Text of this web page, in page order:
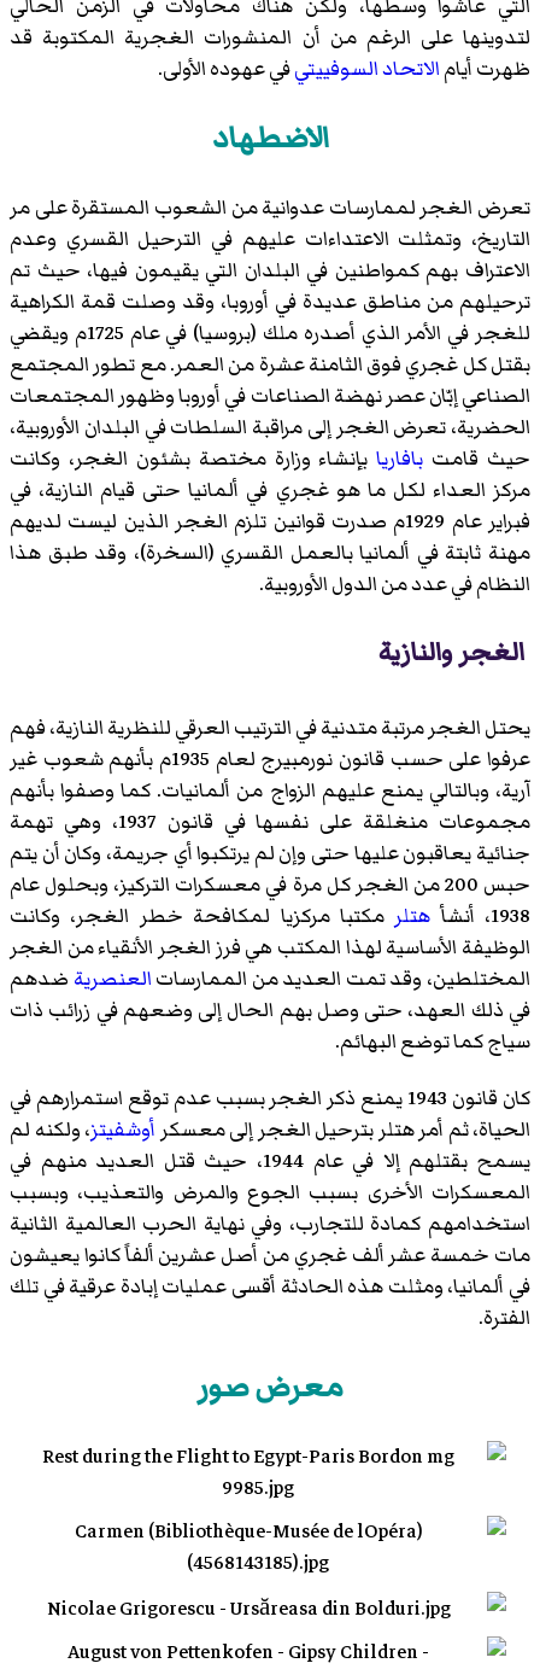
لتدوينها على الرغم من أن المنشورات الغجرية المكتوبة قد
ظهرت أيامالاتحاد السوفييتيفي عهوده الأولى.
الاضطهاد
تعرض الغجر لممارسات عدوانية من الشعوب المستقرة على مر
التاريخ، وتمثلت الاعتداءات عليهم في الترحيل القسري وعدم
الاعتراف بهم كمواطنين في البلدان التي يقيمون فيها، حيث تم
ترحيلهم من مناطق عديدة في أوروبا، وقد وصلت قمة الكراهية
للغجر في الأمر الذي أصدره ملك (بروسيا) في عام 1725م ويقضي
بقتل كل غجري فوق الثامنة عشرة من العمر. مع تطور المجتمع
الصناعي إبّان عصر نهضة الصناعات في أوروبا وظهور المجتمعات
الحضرية، تعرض الغجر إلى مراقبة السلطات في البلدان الأوروبية،
حيث قامت بافاريابإنشاء وزارة مختصة بشئون الغجر، وكانت
مركز العداء لكل ما هو غجري في ألمانيا حتى قيام النازية، في
فبراير عام 1929م صدرت قوانين تلزم الغجر الذين ليست لديهم
مهنة ثابتة في ألمانيا بالعمل القسري (السخرة)، وقد طبق هذا
النظام في عدد من الدول الأوروبية.
الغجر والنازية
يحتل الغجر مرتبة متدنية في الترتيب العرقي للنظرية النازية، فهم
عرفوا على حسب قانون نورمبيرج لعام 1935م بأنهم
شعوب غير
آرية، وبالتالي يمنع عليهم الزواج من ألمانيات. كما وصفوا بأنهم
مجموعات منغلقة على نفسها في قانون 1937، وهي تهمة
جنائية يعاقبون عليها حتى وإن لم يرتكبوا أي جريمة، وكان أن يتم
حبس 200 من الغجر كل مرة في معسكرات التركيز، وبحلول عام
1938، أنشأ
هتلر مكتبا مركزيا لمكافحة خطر الغجر، وكانت
الوظيفة الأساسية لهذا المكتب هي فرز الغجر الأنقياء من الغجر
المختلطين، وقد تمت العديد من الممارساتالعنصرية ضدهم
في ذلك العهد، حتى وصل بهم الحال إلى وضعهم في زرائب ذات
سياج كما توضع البهائم.
كان قانون 1943 يمنع ذكر الغجر بسبب عدم توقع استمرارهم في
الحياة، ثم أمر هتلر بترحيل الغجر إلى معسكر أوشفيتز، ولكنه لم
يسمح بقتلهم إلا في عام 1944، حيث قتل العديد منهم في
المعسكرات الأخرى بسبب الجوع والمرض والتعذيب، وبسبب
استخدامهم كمادة للتجارب، وفي نهاية الحرب العالمية الثانية
مات خمسة عشر ألف غجري من أصل عشرين ألفاً كانوا يعيشون
في ألمانيا، ومثلت هذه الحادثة أقسى عمليات إبادة عرقية في تلك
الفترة.
معرض صور